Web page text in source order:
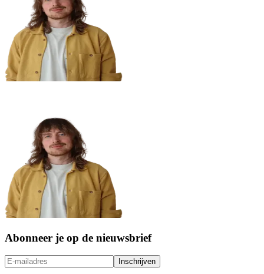
Abonneer je op de nieuwsbrief
Inschrijven